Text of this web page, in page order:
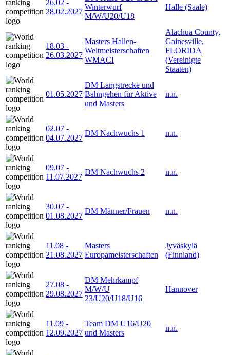
26.02 -
28.02.2027
Winterwurf
M/W/U20/U18
Halle (Saale)
18.03 -
26.03.2027
Masters Hallen-
Weltmeisterschaften
WMACI
Alachua County,
Gainesville,
FLORIDA
(Vereinigte
Staaten)
01.05.2027
DM Langstrecke und
Bahngehen für Aktive
und Masters
n.n.
02.07 -
04.07.2027
DM Nachwuchs 1 n.n.
09.07 -
11.07.2027
DM Nachwuchs 2 n.n.
30.07 -
01.08.2027
DM Männer/Frauen n.n.
11.08 -
21.08.2027
Masters
Europameisterschaften
Jyväskylä
(Finnland)
27.08 -
29.08.2027
DM Mehrkampf
M/W/U
23/U20/U18/U16
Hannover
11.09 -
12.09.2027
Team DM U16/U20
und Masters
n.n.